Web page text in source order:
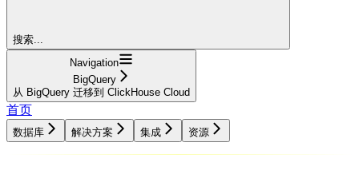
搜索...
Navigation
BigQuery
从 BigQuery 迁移到 ClickHouse Cloud
首页
数据库 解决方案 集成 资源